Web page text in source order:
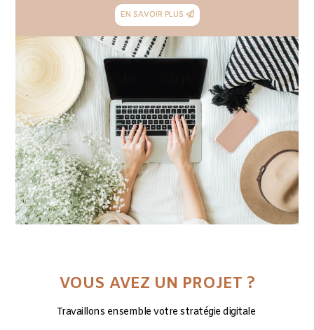
EN SAVOIR PLUS
VOUS AVEZ UN PROJET ?
Travaillons ensemble votre stratégie digitale